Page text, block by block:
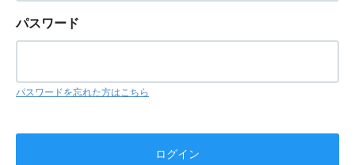
パスワード
パスワードを忘れた方はこちら